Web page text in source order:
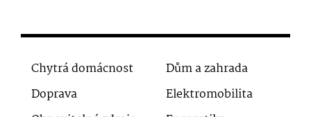
Chytrá domácnost
Dům a zahrada
Doprava
Elektromobilita